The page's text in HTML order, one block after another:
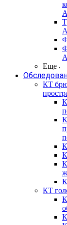
Еще
КТ
КТ